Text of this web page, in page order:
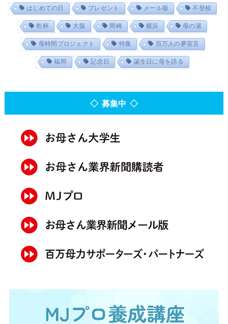
はじめての日 プレゼント メール版 不登校
乾杯 大阪 岡崎 横浜 母の湯
母時間プロジェクト 特集 百万人の夢宣言
福岡 記念日 誕生日に母を語る
◇ 募集中 ◇